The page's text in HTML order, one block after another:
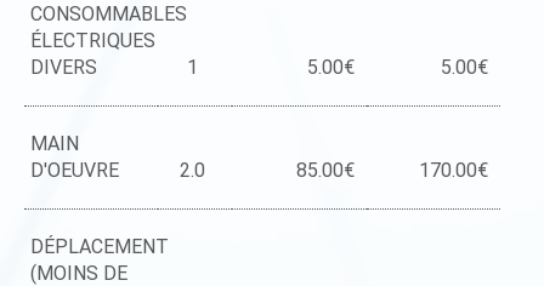
CONSOMMABLES
ÉLECTRIQUES
DIVERS
1 5.00€ 5.00€
MAIN
D'OEUVRE
2.0 85.00€ 170.00€
DÉPLACEMENT
(MOINS DE